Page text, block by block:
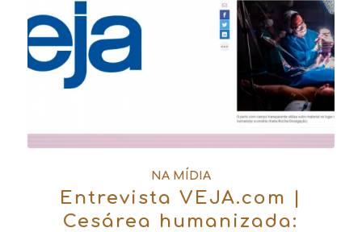
NA MÍDIA
Entrevista VEJA.com |
Cesárea humanizada: